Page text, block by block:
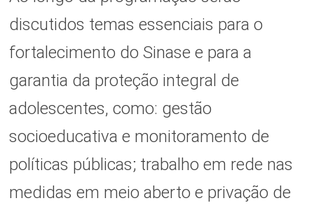
discutidos temas essenciais para o
fortalecimento do Sinase e para a
garantia da proteção integral de
adolescentes, como: gestão
socioeducativa e monitoramento de
políticas públicas; trabalho em rede nas
medidas em meio aberto e privação de